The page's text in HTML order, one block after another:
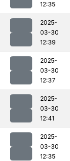
12:35
2025-
03-30
12:39
2025-
03-30
12:37
2025-
03-30
12:41
2025-
03-30
12:35